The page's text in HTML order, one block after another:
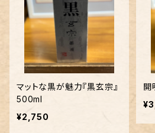
マットな黒が魅力『黒玄宗』
500ml
¥2,750
開